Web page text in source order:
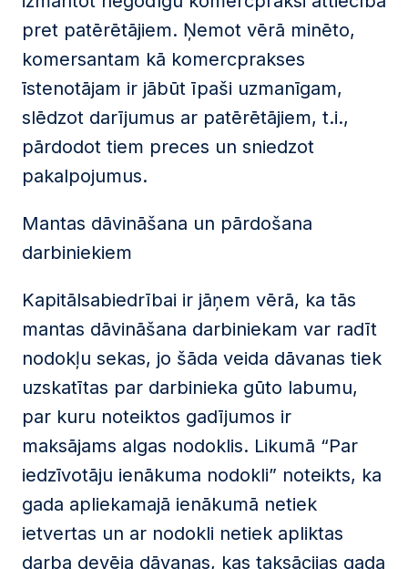
pret patērētājiem. Ņemot vērā minēto,
komersantam kā komercprakses
īstenotājam ir jābūt īpaši uzmanīgam,
slēdzot darījumus ar patērētājiem, t.i.,
pārdodot tiem preces un sniedzot
pakalpojumus.
Mantas dāvināšana un pārdošana
darbiniekiem
Kapitālsabiedrībai ir jāņem vērā, ka tās
mantas dāvināšana darbiniekam var radīt
nodokļu sekas, jo šāda veida dāvanas tiek
uzskatītas par darbinieka gūto labumu,
par kuru noteiktos gadījumos ir
maksājams algas nodoklis. Likumā “Par
iedzīvotāju ienākuma nodokli” noteikts, ka
gada apliekamajā ienākumā netiek
ietvertas un ar nodokli netiek apliktas
darba devēja dāvanas, kas taksācijas gada